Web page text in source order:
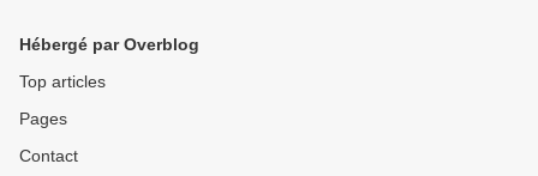
Hébergé par Overblog
Top articles
Pages
Contact